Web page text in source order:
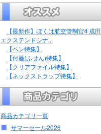
【最新作】ぼくは航空管制官4 成田
エクステンドシナ...
【ペン特集】
【付箋(ふせん)特集】
【クリアファイル特集】
【ネックストラップ特集】
商品カテゴリ一覧
サマーセール2026